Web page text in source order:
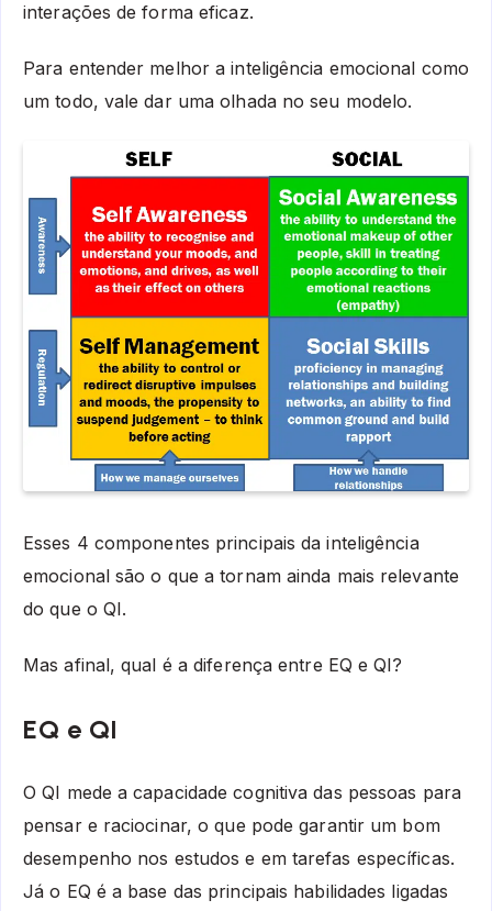
interações de forma eficaz.
Para entender melhor a inteligência emocional como
um todo, vale dar uma olhada no seu modelo.
Esses 4 componentes principais da inteligência
emocional são o que a tornam ainda mais relevante
do que o QI.
Mas afinal, qual é a diferença entre EQ e QI?
EQ e QI
O QI mede a capacidade cognitiva das pessoas para
pensar e raciocinar, o que pode garantir um bom
desempenho nos estudos e em tarefas específicas.
Já o EQ é a base das principais habilidades ligadas